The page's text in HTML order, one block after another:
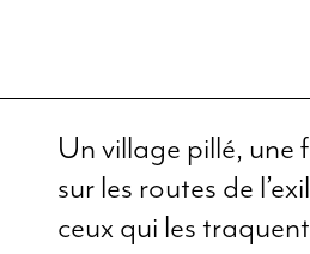
Un village pillé, une
sur les routes de
ceux qui les